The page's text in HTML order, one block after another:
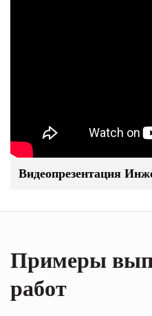
Видеопрезентация
Примеры
работ